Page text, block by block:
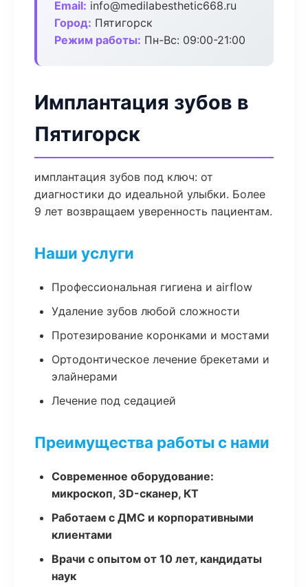
Email: info@medilabesthetic668.ru
Город: Пятигорск
Режим работы: Пн-Вс: 09:00-21:00
Имплантация зубов в
Пятигорск
имплантация зубов под ключ: от
диагностики до идеальной улыбки. Более
9 лет возвращаем уверенность пациентам.
Наши услуги
Профессиональная гигиена и airflow
Удаление зубов любой сложности
Протезирование коронками и мостами
Ортодонтическое лечение брекетами и
элайнерами
Лечение под седацией
Преимущества работы с нами
Современное оборудование:
микроскоп, 3D-сканер, КТ
Работаем с ДМС и корпоративными
клиентами
Врачи с опытом от 10 лет, кандидаты
наук